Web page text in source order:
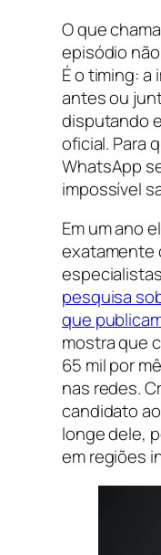
O que
episódio
É otiming: a
antes ou
disputando
oficial. Para
WhatsApp
impossível
Em um ano
exatamente
pesquisa
que
mostra que
65 mil por
nas redes.
candidato
longe dele,
em regiões